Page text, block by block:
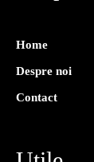
Home
Despre noi
Contact